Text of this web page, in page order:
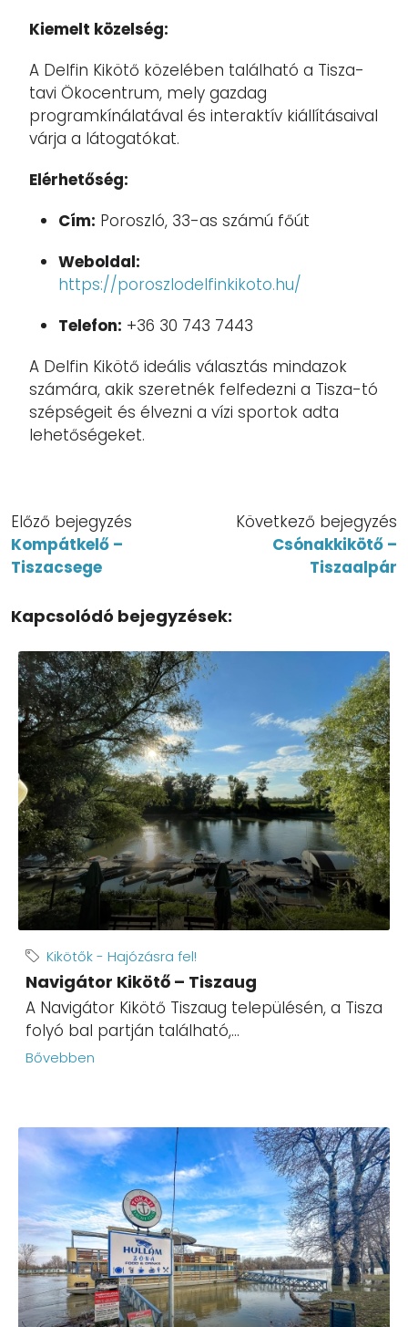
Kiemelt közelség:
A Delfin Kikötő közelében található a Tisza-
tavi Ökocentrum, mely gazdag
programkínálatával és interaktív kiállításaival
várja a látogatókat.
Elérhetőség:
Cím: Poroszló, 33-as számú főút
Weboldal:
https://poroszlodelfinkikoto.hu/
Telefon: +36 30 743 7443
A Delfin Kikötő ideális választás mindazok
számára, akik szeretnék felfedezni a Tisza-tó
szépségeit és élvezni a vízi sportok adta
lehetőségeket.
Előző bejegyzés
Kompátkelő –
Tiszacsege
Következő bejegyzés
Csónakkikötő –
Tiszaalpár
Kapcsolódó bejegyzések:
Kikötők - Hajózásra fel!
Navigátor Kikötő – Tiszaug
A Navigátor Kikötő Tiszaug településén, a Tisza
folyó bal partján található,...
Bővebben